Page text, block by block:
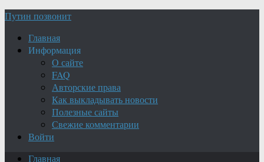
Путин позвонит
Главная
Информация
О сайте
FAQ
Авторские права
Как выкладывать новости
Полезные сайты
Свежие комментарии
Войти
Главная